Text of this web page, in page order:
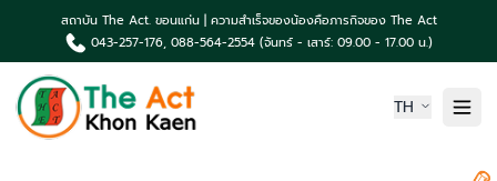
สถาบัน The Act. ขอนแก่น | ความสำเร็จของน้องคือภารกิจของ The Act
043-257-176, 088-564-2554 (จันทร์ - เสาร์: 09.00 - 17.00 น.)
TH